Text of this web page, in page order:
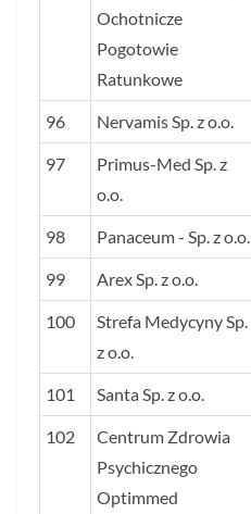
Ochotnicze
Pogotowie
Ratunkowe
96 Nervamis Sp. z o.o.
97
Primus-Med Sp. z
o.o.
98 Panaceum - Sp. z o.o.
99 Arex Sp. z o.o.
100
Strefa Medycyny Sp.
z o.o.
101 Santa Sp. z o.o.
102
Centrum Zdrowia
Psychicznego
Optimmed